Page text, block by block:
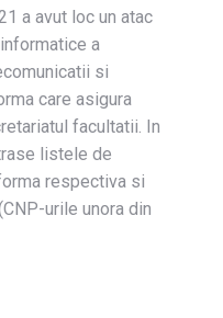
a avut loc un atac
a
si
care asigura
facultatii. In
listele de
respectiva si
urile unora din